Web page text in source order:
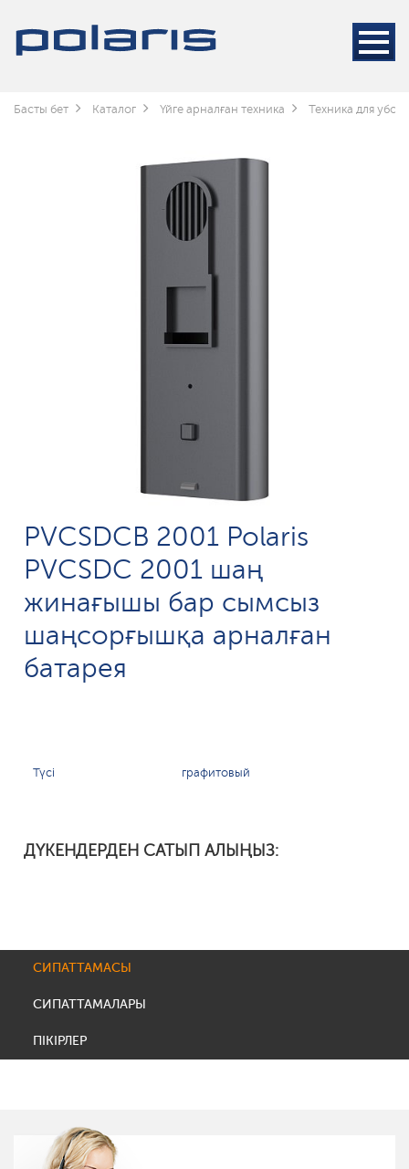
Басты бет Каталог Үйге арналған техника Техника для
PVCSDCB 2001 Polaris
PVCSDC 2001 шаң
жинағышы бар сымсыз
шаңсорғышқа арналған
батарея
Түсі графитовый
ДҮКЕНДЕРДЕН САТЫП АЛЫҢЫЗ:
СИПАТТАМАСЫ
СИПАТТАМАЛАРЫ
ПІКІРЛЕР